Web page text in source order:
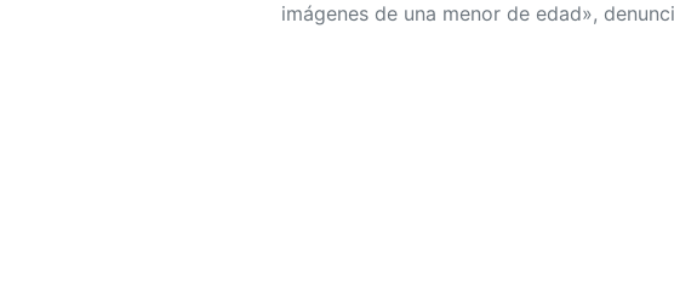
imágenes de una menor de edad»,